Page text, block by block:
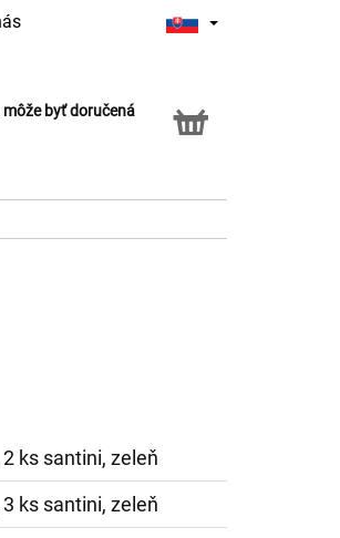
byť doručená
ks santini, zeleň
ks santini, zeleň